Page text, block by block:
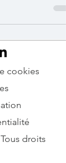
plonge
la Corée et
la dernière
en matière
et
par une
représenter ce
cookies